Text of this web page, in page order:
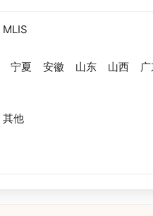
MLIS
宁夏 安徽 山东 山西
其他